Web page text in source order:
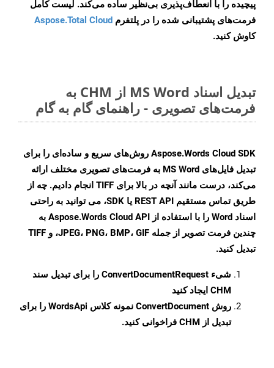
پیچیده را با انعطاف‌پذیری بی‌نظیر ساده می‌کند. لیست کامل
فرمت‌های پشتیبانی شده را در پلتفرم Aspose.Total Cloud
کاوش کنید.
تبدیل اسناد MS Word از CHM به
فرمت‌های تصویری - راهنمای گام به گام
Aspose.Words Cloud SDK روش‌های سریع و ساده‌ای را برای
تبدیل فایل‌های MS Word به فرمت‌های تصویری مختلف ارائه
می‌کند، درست مانند آنچه در بالا برای TIFF انجام دادیم. چه از
طریق تماس مستقیم REST API یا SDK، می توانید به راحتی
اسناد Word را با استفاده از Aspose.Words Cloud API به
چندین فرمت تصویر از جمله JPEG، PNG، BMP، GIF، و TIFF
تبدیل کنید.
شیء ConvertDocumentRequest را برای تبدیل سند
CHM ایجاد کنید
روش ConvertDocument
نمونه کلاس WordsApi را برای
تبدیل از CHM فراخوانی کنید.